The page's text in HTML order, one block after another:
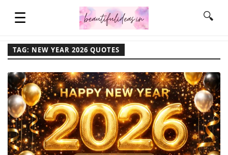
☰
QUOTES
LIFESTYLE
🔍
TAG: NEW YEAR 2026 QUOTES